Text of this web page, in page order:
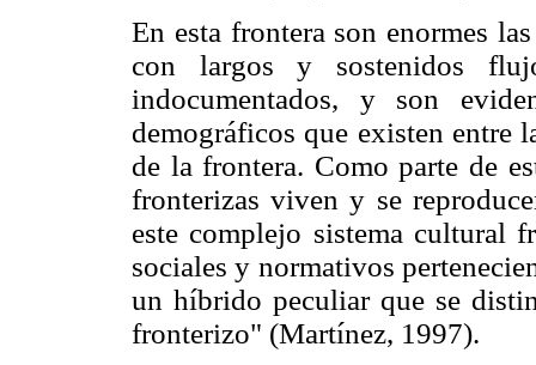
En esta frontera son enormes
con largos y sostenidos
indocumentados, y son
demográficos que existen entre
de la frontera. Como parte de
fronterizas viven y se
este complejo sistema cultural
sociales y normativos
un híbrido peculiar que se
fronterizo" (Martínez, 1997).